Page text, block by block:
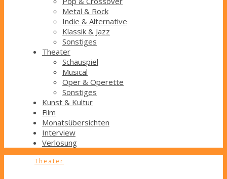
Metal & Rock
Indie & Alternative
Klassik & Jazz
Sonstiges
Theater
Schauspiel
Musical
Oper & Operette
Sonstiges
Kunst & Kultur
Film
Monatsübersichten
Interview
Verlosung
Theater